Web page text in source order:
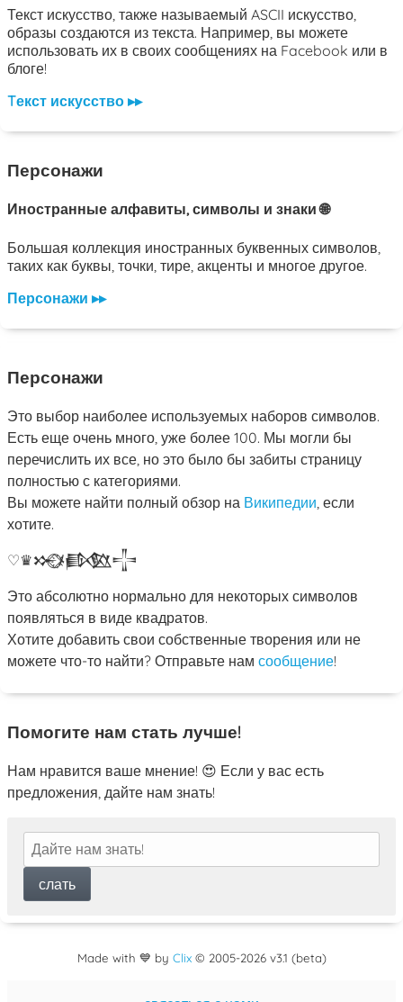
Текст искусство, также называемый ASCII искусство,
образы создаются из текста. Например, вы можете
использовать их в своих сообщениях на Facebook или в
блоге!
Tекст искусство ▸▸
Персонажи
Иностранные алфавиты, символы и знаки 🌐
Большая коллекция иностранных буквенных символов,
таких как буквы, точки, тире, акценты и многое другое.
Персонажи ▸▸
Персонажи
Это выбор наиболее используемых наборов символов.
Есть еще очень много, уже более 100. Мы могли бы
перечислить их все, но это было бы забиты страницу
полностью с категориями.
Вы можете найти полный обзор на Википедии, если
хотите.
♡♛𒁍ﾒ𒁃𒋲
Это абсолютно нормально для некоторых символов
появляться в виде квадратов.
Хотите добавить свои собственные творения или не
можете что-то найти? Отправьте нам сообщение!
Помогите нам стать лучше!
Нам нравится ваше мнение! 😍 Если у вас есть
предложения, дайте нам знать!
Made with 💙 by Clix© 2005-2026 v3.1 (beta)